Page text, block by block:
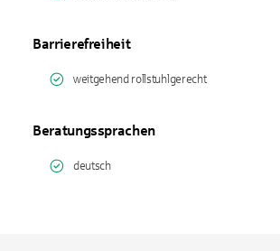
Barrierefreiheit
weitgehend rollstuhlgerecht
Beratungssprachen
deutsch